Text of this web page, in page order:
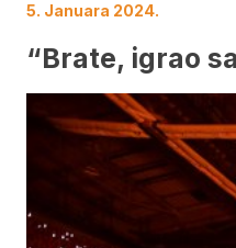
5. Januara 2024.
“Brate, igrao